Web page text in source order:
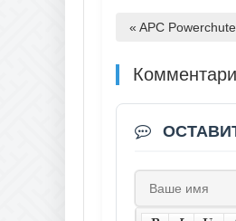
« APC